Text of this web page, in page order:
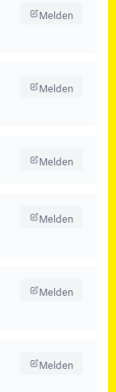
Melden
Melden
Melden
Melden
Melden
Melden